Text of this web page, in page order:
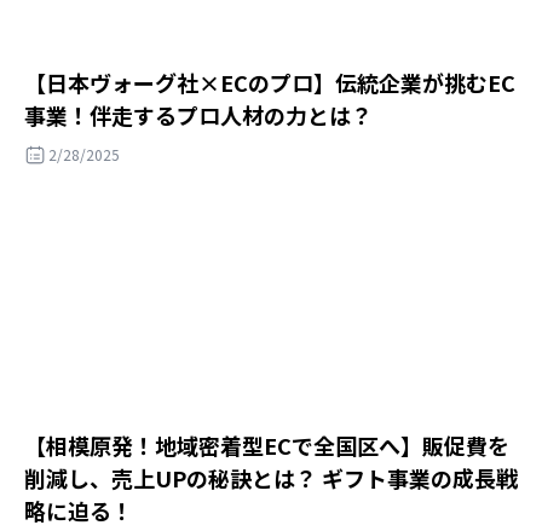
​​【日本ヴォーグ社×ECのプロ】伝統企業が挑むEC
事業！伴走するプロ人材の力とは？
2/28/2025
【相模原発！地域密着型ECで全国区へ】販促費を
削減し、売上UPの秘訣とは？ ギフト事業の成長戦
略に迫る！